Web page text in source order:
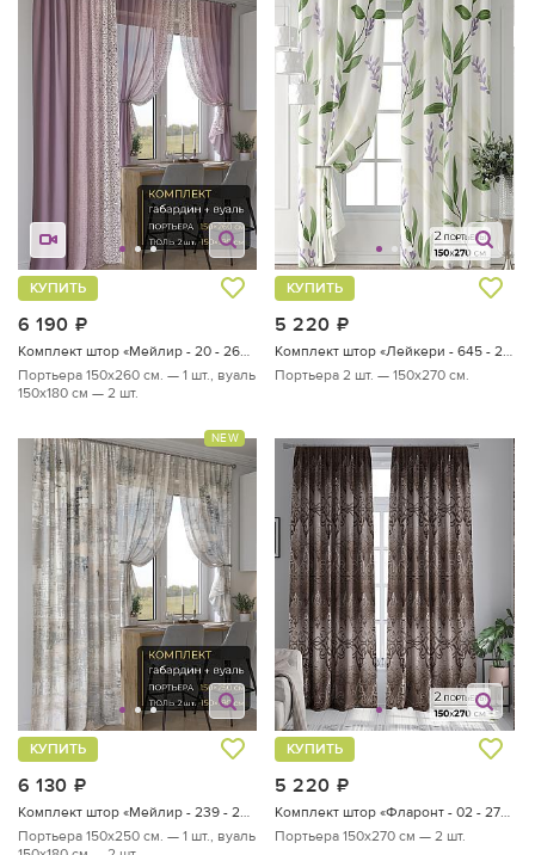
6 190
КУПИТЬ
Комплект штор «Мейлир - 20 - 260 см»
Портьера 150х260 см. — 1 шт., вуаль
150х180 см — 2 шт.
5 220
КУПИТЬ
Комплект штор «Лейкери - 645 - 270 см»
Портьера 2 шт. — 150х270 см.
NEW
6 130
КУПИТЬ
Комплект штор «Мейлир - 239 - 250 см»
Портьера 150х250 см. — 1 шт., вуаль
5 220
КУПИТЬ
Комплект штор «Фларонт - 02 - 270 см»
Портьера 150х270 см — 2 шт.